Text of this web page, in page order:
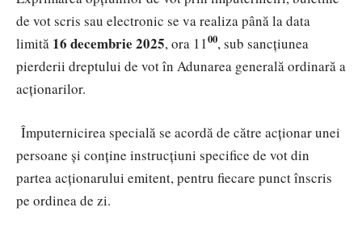
de vot scris sau electronic se va realiza până la data
limită 16 decembrie 2025, ora 11 00, sub sancțiunea
pierderii dreptului de vot în Adunarea generală ordinară a
acționarilor.
Împuternicirea specială se acordă de către acționar unei
persoane și conține instrucțiuni specifice de vot din
partea acționarului emitent, pentru fiecare punct înscris
pe ordinea de zi.